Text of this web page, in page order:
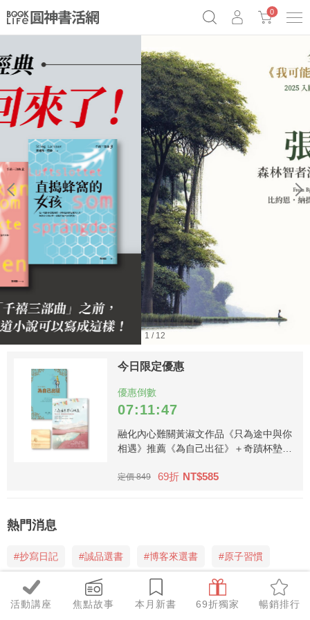
《祕密》作者最新《致富》公開 原子習慣實踐本
69折奇蹟套組
Netflix話題章魚小說！
0
活動講座 焦點故事 本月新書 69折獨家 暢銷排行
1 / 12
今日限定優惠
優惠倒數
07:11:47
融化內心難關黃淑文作品《只為途中與你
相遇》推薦《為自己出征》＋奇蹟杯墊套
定價 849 69折 NT$585
熱門消息
#抄寫日記 #誠品選書 #博客來選書 #原子習慣
新書出版